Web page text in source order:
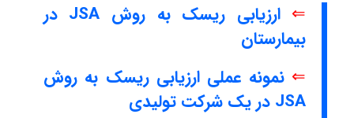
⇐
ارزیابی ریسک به روش JSA در
بیمارستان
⇐نمونه عملی ارزیابی ریسک به روش
JSA در یک شرکت تولیدی